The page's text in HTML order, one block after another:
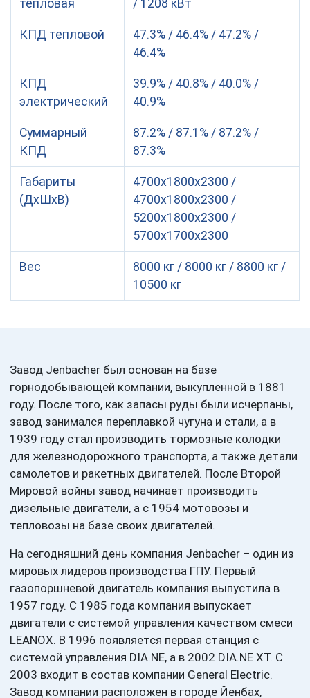
КПД тепловой
47.3% / 46.4% / 47.2% /
46.4%
КПД
электрический
39.9% / 40.8% / 40.0% /
40.9%
Суммарный
КПД
87.2% / 87.1% / 87.2% /
87.3%
Габариты
(ДхШхВ)
4700х1800х2300 /
4700х1800х2300 /
5200х1800х2300 /
5700х1700х2300
Вес
8000 кг / 8000 кг / 8800 кг /
10500 кг
Завод Jenbacher был основан на базе
горнодобывающей компании, выкупленной в 1881
году. После того, как запасы руды были исчерпаны,
завод занимался переплавкой чугуна и стали, а в
1939 году стал производить тормозные колодки
для железнодорожного транспорта, а также детали
самолетов и ракетных двигателей. После Второй
Мировой войны завод начинает производить
дизельные двигатели, а с 1954 мотовозы и
тепловозы на базе своих двигателей.
На сегодняшний день компания Jenbacher – один из
мировых лидеров производства ГПУ. Первый
газопоршневой двигатель компания выпустила в
1957 году. С 1985 года компания выпускает
двигатели с системой управления качеством смеси
LEANOX. В 1996 появляется первая станция с
системой управления DIA.NE, а в 2002 DIA.NE XT. С
2003 входит в состав компании General Electric.
Завод компании расположен в городе Йенбах,